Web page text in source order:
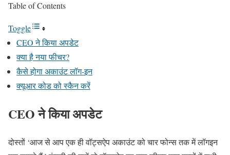
Table of Contents
Toggle
CEO ने किया अपडेट
क्या है नया फीचर?
कैसे होगा अकाउंट लॉग-इन
क्यूआर कोड को स्कैन करें
CEO ने किया अपडेट
दोस्तों ‘आज से आप एक ही वॉट्सऐप अकाउंट को चार फोन्स तक में लॉगइन